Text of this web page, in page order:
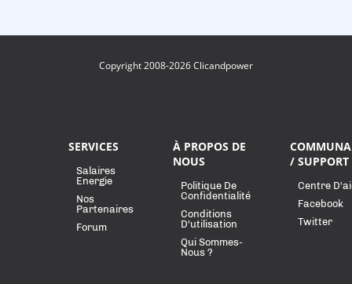
Copyright 2008-2026 Clicandpower
SERVICES
Salaires
Energie
Nos
Partenaires
Forum
À PROPOS DE
NOUS
Politique De
Confidentialité
Conditions
D'utilisation
Qui Sommes-
Nous ?
/ SUPPORT
Centre
Facebook
Twitter